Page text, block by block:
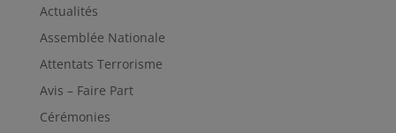
Actualités
Assemblée Nationale
Attentats Terrorisme
Avis – Faire Part
Cérémonies